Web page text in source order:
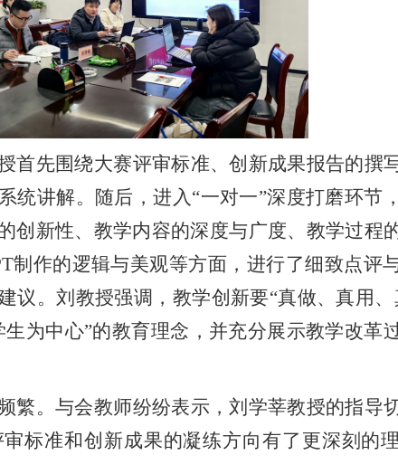
首先围绕大赛评审标准、创新成果报告的撰
统讲解。随后，进入“一对一”深度打磨环节
创新性、教学内容的深度与广度、教学过程
制作的逻辑与美观等方面，进行了细致点评
议。刘教授强调，教学创新要“真做、真用
为中心”的教育理念，并充分展示教学改革
繁。与会教师纷纷表示，刘学莘教授的指导
标准和创新成果的凝练方向有了更深刻的